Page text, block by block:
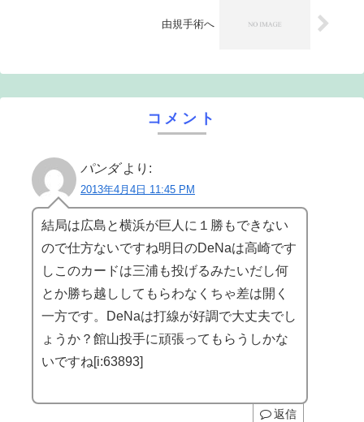
由規手術へ
コメント
パンダ より:
2013年4月4日 11:45 PM
結局は広島と横浜が巨人に１勝もできない
ので仕方ないですね明日のDeNaは高崎です
しこのカードは三浦も投げるみたいだし何
とか勝ち越ししてもらわなくちゃ差は開く
一方です。DeNaは打線が好調で大丈夫でし
ょうか？館山投手に頑張ってもらうしかな
いですね[i:63893]
返信